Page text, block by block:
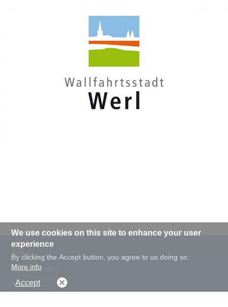
Search
Privacy Policy
Imprint
We use cookies on this site to enhance your user
experience
By clicking the Accept button, you agree to us doing so.
More info
Accept